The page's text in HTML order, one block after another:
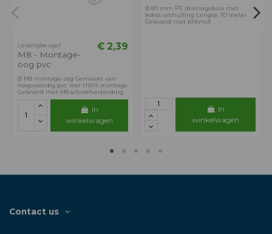
Leidingbeugel
M8 - Montage-
oog pvc
€ 2,39
Ø M8 montage-oog Gemaakt van
hoogwaardig pvc Voor HWA montage
Geleverd met M8 schroefverbinding
In
winkelwagen
Ø 80 mm PE drainagebuis met
kokos omhulling Lengte: 10 meter
Geleverd met klikmof
In
winkelwagen
Contact us